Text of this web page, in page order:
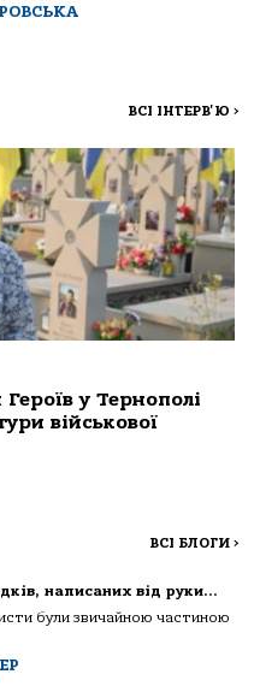
ВСІ ІНТЕРВ'Ю >
у Тернополі
військової
ВСІ БЛОГИ >
написаних від руки…
були звичайною частиною